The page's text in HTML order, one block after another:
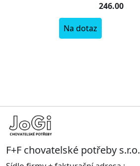
246.00
Na dotaz
F+F chovatelské potřeby s.r.o.